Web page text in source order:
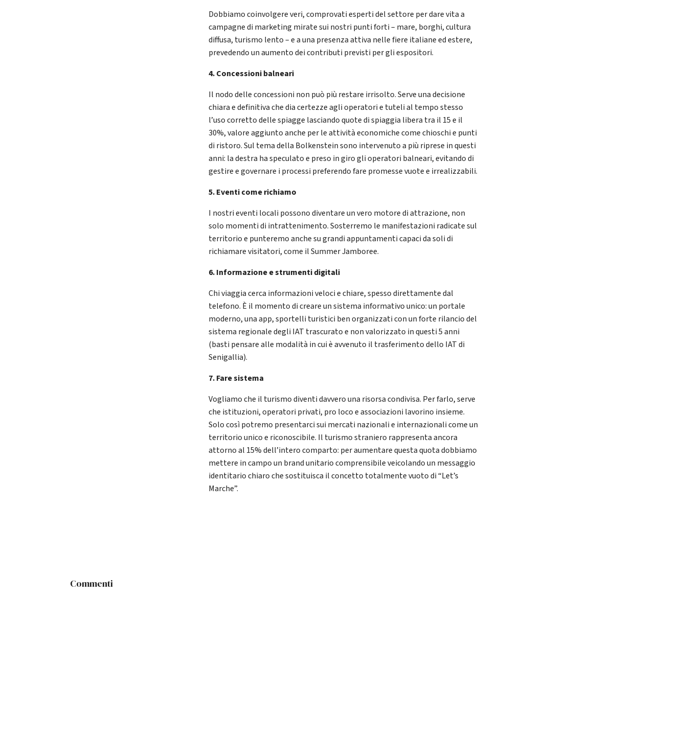
Dobbiamo coinvolgere veri, comprovati esperti del settore per dare vita a
campagne di marketing mirate sui nostri punti forti – mare, borghi, cultura
diffusa, turismo lento – e a una presenza attiva nelle fiere italiane ed estere,
prevedendo un aumento dei contributi previsti per gli espositori.
4. Concessioni balneari
Il nodo delle concessioni non può più restare irrisolto. Serve una decisione
chiara e definitiva che dia certezze agli operatori e tuteli al tempo stesso
l’uso corretto delle spiagge lasciando quote di spiaggia libera tra il 15 e il
30%, valore aggiunto anche per le attività economiche come chioschi e punti
di ristoro. Sul tema della Bolkenstein sono intervenuto a più riprese in questi
anni: la destra ha speculato e preso in giro gli operatori balneari, evitando di
gestire e governare i processi preferendo fare promesse vuote e irrealizzabili.
5. Eventi come richiamo
I nostri eventi locali possono diventare un vero motore di attrazione, non
solo momenti di intrattenimento. Sosterremo le manifestazioni radicate sul
territorio e punteremo anche su grandi appuntamenti capaci da soli di
richiamare visitatori, come il Summer Jamboree.
6. Informazione e strumenti digitali
Chi viaggia cerca informazioni veloci e chiare, spesso direttamente dal
telefono. È il momento di creare un sistema informativo unico: un portale
moderno, una app, sportelli turistici ben organizzati con un forte rilancio del
sistema regionale degli IAT trascurato e non valorizzato in questi 5 anni
(basti pensare alle modalità in cui è avvenuto il trasferimento dello IAT di
Senigallia).
7. Fare sistema
Vogliamo che il turismo diventi davvero una risorsa condivisa. Per farlo, serve
che istituzioni, operatori privati, pro loco e associazioni lavorino insieme.
Solo così potremo presentarci sui mercati nazionali e internazionali come un
territorio unico e riconoscibile. Il turismo straniero rappresenta ancora
attorno al 15% dell’intero comparto: per aumentare questa quota dobbiamo
mettere in campo un brand unitario comprensibile veicolando un messaggio
identitario chiaro che sostituisca il concetto totalmente vuoto di “Let’s
Marche”.
Commenti